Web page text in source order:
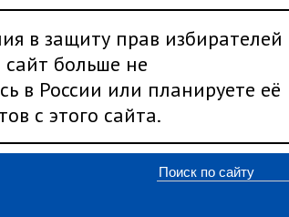
в защиту прав избирателей
сайт больше не
в России или планируете её
с этого сайта.